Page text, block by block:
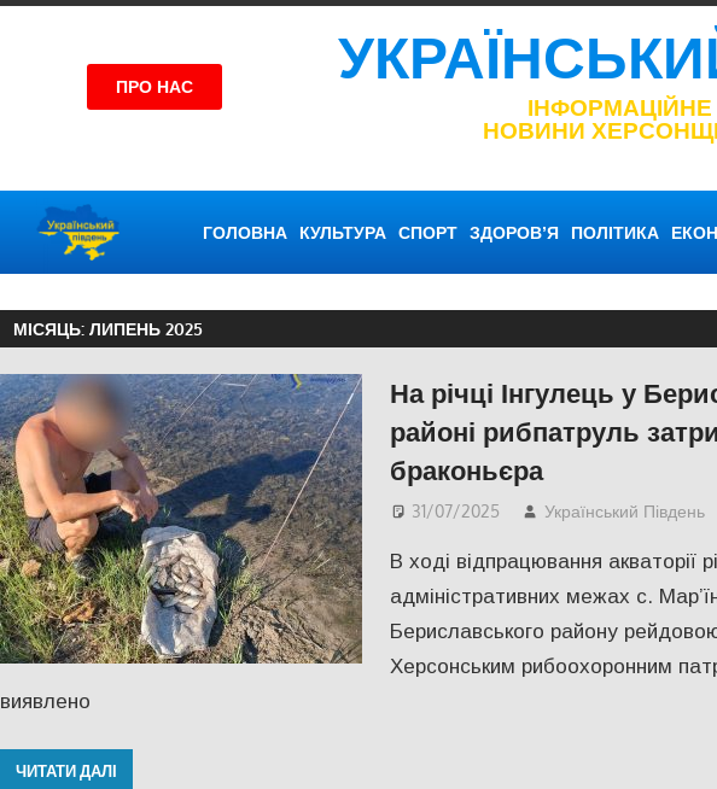
ПРО НАС
НОВИНИ
ГОЛОВНА КУЛЬТУРА СПОРТ ЗДОРОВ’Я ПОЛІТИКА
МІСЯЦЬ:ЛИПЕНЬ 2025
На річці Інгулець у
районі рибпатруль
браконьєра
31/07/2025 Український Південь
В ході відпрацювання акваторії
адміністративних межах с.
Бериславського району
Херсонським рибоохоронним
виявлено
ЧИТАТИ ДАЛІ